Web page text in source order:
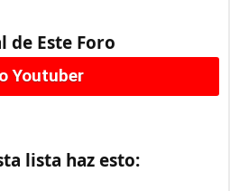
de Este Foro
Youtuber
lista haz esto: